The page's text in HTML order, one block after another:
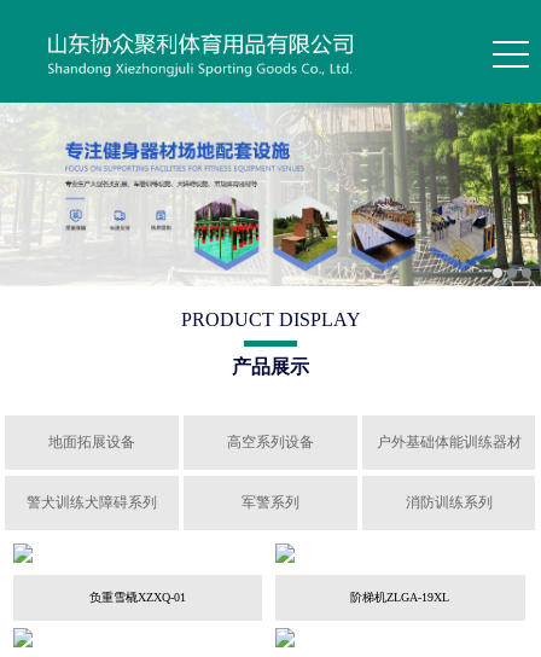
PRODUCT DISPLAY
产品展示
地面拓展设备 高空系列设备 户外基础体能训练器材
警犬训练犬障碍系列 军警系列 消防训练系列
负重雪橇XZXQ-01 阶梯机ZLGA-19XL